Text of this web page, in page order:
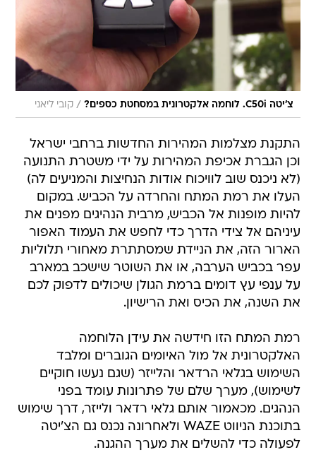
צ'יטה C50i. לוחמה אלקטרונית במסחטת כספים? / קובי ליאני
התקנת מצלמות המהירות החדשות ברחבי ישראל
וכן הגברת אכיפת המהירות על ידי משטרת התנועה
(לא ניכנס שוב לוויכוח אודות הנחיצות והמניעים לה)
העלו את רמת המתח והחרדה על הכביש. במקום
להיות מופנות אל הכביש, מרבית הנהיגים מפנים את
עיניהם אל צידי הדרך כדי לחפש את העמוד האפור
הארור הזה, את הניידת שמסתתרת מאחורי תלוליות
עפר בכביש הערבה, או את השוטר שישכב במארב
על ענפי עץ דומים ברמת הגולן שיכולים לדפוק לכם
את השנה, את הכיס ואת הרישיון.
רמת המתח הזו חידשה את עידן הלוחמה
האלקטרונית אל מול האיומים הגוברים ומלבד
השימוש בגלאי הרדאר והלייזר (שגם נעשו חוקיים
לשימוש), מערך שלם של פתרונות עומד בפני
הנהגים. מכאמור אותם גלאי רדאר ולייזר, דרך שימוש
בתוכנת הניווט WAZE ולאחרונה נכנס גם הצ'יטה
לפעולה כדי להשלים את מערך ההגנה.